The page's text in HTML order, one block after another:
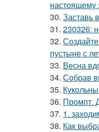
30. Заставь
31. 230326:
32.
пустыне с
33. Весна
34. Собрав
35.
36. Промпт.
37. 1.
38. Как